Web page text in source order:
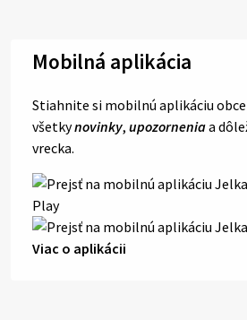
Mobilná aplikácia
Stiahnite si mobilnú aplikáciu
všetkynovinky, upozorneniaa
vrecka.
Viac o aplikácii